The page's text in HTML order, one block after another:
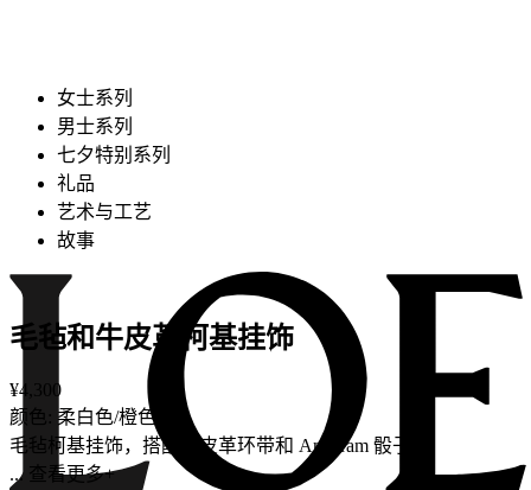
女士系列
男士系列
七夕特别系列
礼品
艺术与工艺
故事
毛毡和牛皮革柯基挂饰
¥4,300
颜色: 柔白色/橙色
毛毡柯基挂饰，搭配牛皮革环带和 Anagram 骰子。
... 查看更多+